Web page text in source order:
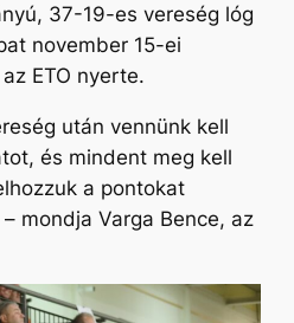
37-19-es vereség lóg
november 15-ei
ETO nyerte.
után vennünk kell
és mindent meg kell
a pontokat
– mondja Varga Bence, az